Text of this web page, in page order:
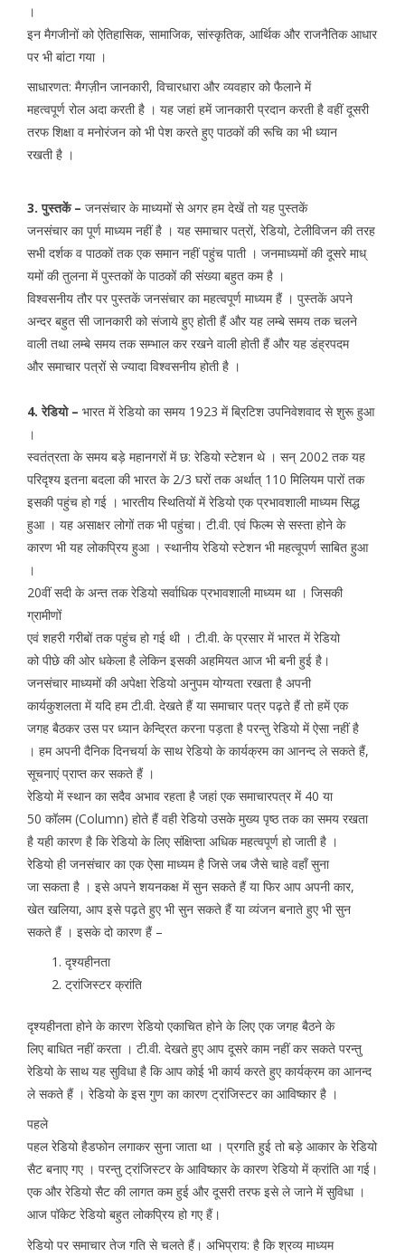
।
इन मैगजीनों को ऐतिहासिक, सामाजिक, सांस्कृतिक, आर्थिक और राजनैतिक आधार
पर भी बांटा गया ।
साधारणत: मैगज़ीन जानकारी, विचारधारा और व्यवहार को फैलाने में
महत्वपूर्ण रोल अदा करती है । यह जहां हमें जानकारी प्रदान करती है वहीं दूसरी
तरफ शिक्षा व मनोरंजन को भी पेश करते हुए पाठकों की रूचि का भी ध्यान
रखती है ।
3. पुस्तकें – जनसंचार के माध्यमों से अगर हम देखें तो यह पुस्तकें
जनसंचार का पूर्ण माध्यम नहीं है । यह समाचार पत्रों, रेडियो, टेलीविजन की तरह
सभी दर्शक व पाठकों तक एक समान नहीं पहुंच पाती । जनमाध्यमों की दूसरे माध्
यमों की तुलना में पुस्तकों के पाठकों की संख्या बहुत कम है ।
विश्वसनीय तौर पर पुस्तकें जनसंचार का महत्वपूर्ण माध्यम हैं । पुस्तकें अपने
अन्दर बहुत सी जानकारी को संजाये हुए होती हैं और यह लम्बे समय तक चलने
वाली तथा लम्बे समय तक सम्भाल कर रखने वाली होती हैं और यह डंह्रपदम
और समाचार पत्रों से ज्यादा विश्वसनीय होती है ।
4. रेडियो – भारत में रेडियो का समय 1923 में ब्रिटिश उपनिवेशवाद से शुरू हुआ
।
स्वतंत्रता के समय बड़े महानगरों में छ: रेडियो स्टेशन थे । सन् 2002 तक यह
परिदृश्य इतना बदला की भारत के 2/3 घरों तक अर्थात् 110 मिलियम पारों तक
इसकी पहुंच हो गई । भारतीय स्थितियों में रेडियो एक प्रभावशाली माध्यम सिद्ध
हुआ । यह असाक्षर लोगों तक भी पहुंचा। टी.वी. एवं फिल्म से सस्ता होने के
कारण भी यह लोकप्रिय हुआ । स्थानीय रेडियो स्टेशन भी महत्वूपर्ण साबित हुआ
।
20वीं सदी के अन्त तक रेडियो सर्वाधिक प्रभावशाली माध्यम था । जिसकी
ग्रामीणों
एवं शहरी गरीबों तक पहुंच हो गई थी । टी.वी. के प्रसार में भारत में रेडियो
को पीछे की ओर धकेला है लेकिन इसकी अहमियत आज भी बनी हुई है।
जनसंचार माध्यमों की अपेक्षा रेडियो अनुपम योग्यता रखता है अपनी
कार्यकुशलता में यदि हम टी.वी. देखते हैं या समाचार पत्र पढ़ते हैं तो हमें एक
जगह बैठकर उस पर ध्यान केन्द्रित करना पड़ता है परन्तु रेडियो में ऐसा नहीं है
। हम अपनी दैनिक दिनचर्या के साथ रेडियो के कार्यक्रम का आनन्द ले सकते हैं,
सूचनाएं प्राप्त कर सकते हैं ।
रेडियो में स्थान का सदैव अभाव रहता है जहां एक समाचारपत्र में 40 या
50 कॉलम (Column) होते हैं वही रेडियो उसके मुख्य पृष्ठ तक का समय रखता
है यही कारण है कि रेडियो के लिए संक्षिप्ता अधिक महत्वपूर्ण हो जाती है ।
रेडियो ही जनसंचार का एक ऐसा माध्यम है जिसे जब जैसे चाहे वहॉं सुना
जा सकता है । इसे अपने शयनकक्ष में सुन सकते हैं या फिर आप अपनी कार,
खेत खलिया, आप इसे पढ़ते हुए भी सुन सकते हैं या व्यंजन बनाते हुए भी सुन
सकते हैं । इसके दो कारण हैं –
दृश्यहीनता
ट्रांजिस्टर क्रांति
दृश्यहीनता होने के कारण रेडियो एकाचित होने के लिए एक जगह बैठने के
लिए बाधित नहीं करता । टी.वी. देखते हुए आप दूसरे काम नहीं कर सकते परन्तु
रेडियो के साथ यह सुविधा है कि आप कोई भी कार्य करते हुए कार्यक्रम का आनन्द
ले सकते हैं । रेडियो के इस गुण का कारण ट्रांजिस्टर का आविष्कार है ।
पहले
पहल रेडियो हैडफोन लगाकर सुना जाता था । प्रगति हुई तो बड़े आकार के रेडियो
सैट बनाए गए । परन्तु ट्रांजिस्टर के आविष्कार के कारण रेडियो में क्रांति आ गई।
एक और रेडियो सैट की लागत कम हुई और दूसरी तरफ इसे ले जाने में सुविधा ।
आज पॉकेट रेडियो बहुत लोकप्रिय हो गए हैं।
रेडियो पर समाचार तेज गति से चलते हैं। अभिप्राय: है कि श्रव्य माध्यम